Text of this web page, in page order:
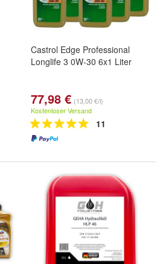
Castrol Edge Professional
Longlife 3 0W-30 6x1 Liter
77,98 € (13,00 €/l)
Kostenloser Versand
11